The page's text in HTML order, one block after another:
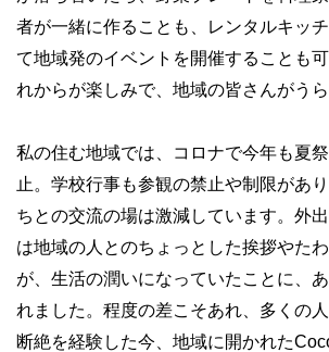
者が一緒に作ることも、レンタルキッ
て地域発のイベントを開催することも
れからが楽しみで、地域の皆さんがうら
私の住む地域では、コロナで今年も夏
止。学校行事も参観の禁止や制限があ
ちとの交流の場は激減しています。外
は地域の人とのちょっとした挨拶やた
が、生活の潤いになっていたことに、
れました。程度の差こそあれ、多くの
断絶を経験した今、地域に開かれた